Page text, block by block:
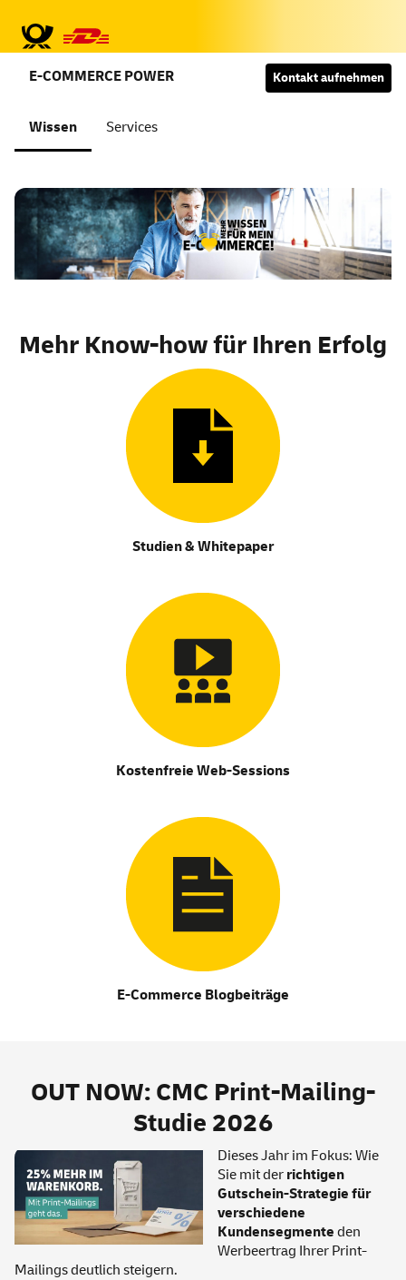
E-COMMERCE POWER
Wissen Services
Kontakt aufnehmen
Mehr Wissen für mein E-
Mehr Know-how für Ihren Erfolg
Studien & Whitepaper
Kostenfreie Web-Sessions
E-Commerce Blogbeiträge
OUT NOW: CMC Print-Mailing-
Studie 2026
Dieses Jahr im Fokus: Wie
Sie mit der richtigen
Gutschein-Strategie für
verschiedene
Kundensegmente den
Werbeertrag Ihrer Print-
Mailings deutlich steigern.